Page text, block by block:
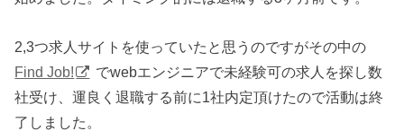
2,3つ求人サイトを使っていたと思うのですがその中の
Find Job!
でwebエンジニアで未経験可の求人を探し数
社受け、運良く退職する前に1社内定頂けたので活動は終
了しました。